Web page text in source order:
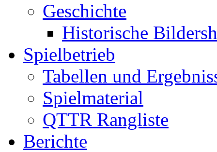
Geschichte
Historische
Spielbetrieb
Tabellen und
Spielmaterial
QTTR Rangliste
Berichte